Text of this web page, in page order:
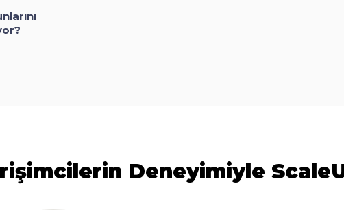
Deneyimiyle